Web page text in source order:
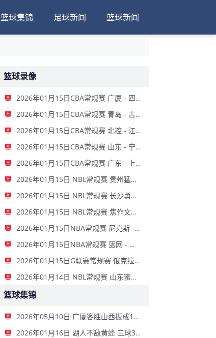
篮球集锦 足球新闻 篮球新闻
篮球录像
2026年01月15日CBA常规赛 广厦 - 四川 全场录像
2026年01月15日CBA常规赛 青岛 - 吉林 全场录像
2026年01月15日CBA常规赛 北控 - 江苏 全场录像
2026年01月15日CBA常规赛 山东 - 宁波 全场录像
2026年01月15日CBA常规赛 广东 - 上海 全场录像
2026年01月15日 NBL常规赛 贵州猛龙 VS 合肥狂风 全场录像
2026年01月15日 NBL常规赛 长沙勇胜 VS 安徽皖江龙 全场录像
2026年01月15日 NBL常规赛 焦作文旅 VS 香港金牛 全场录像
2026年01月15日NBA常规赛 尼克斯 - 国王 全场录像
2026年01月15日NBA常规赛 篮网 - 鹈鹕 全场录像
2026年01月15日G联赛常规赛 俄克拉荷马城蓝 - 撕裂之城混音 全场录像
2026年01月14日 NBL常规赛 山东蜜獾 VS 上海玄鸟 全场录像
篮球集锦
2026年05月10日 广厦客胜山西扳成1-1 胡金秋17+11 迪亚洛关键上篮不中
2026年01月16日 湖人不敌黄蜂 三球30+11&9记三分 东契奇39分 詹姆斯29+9+6